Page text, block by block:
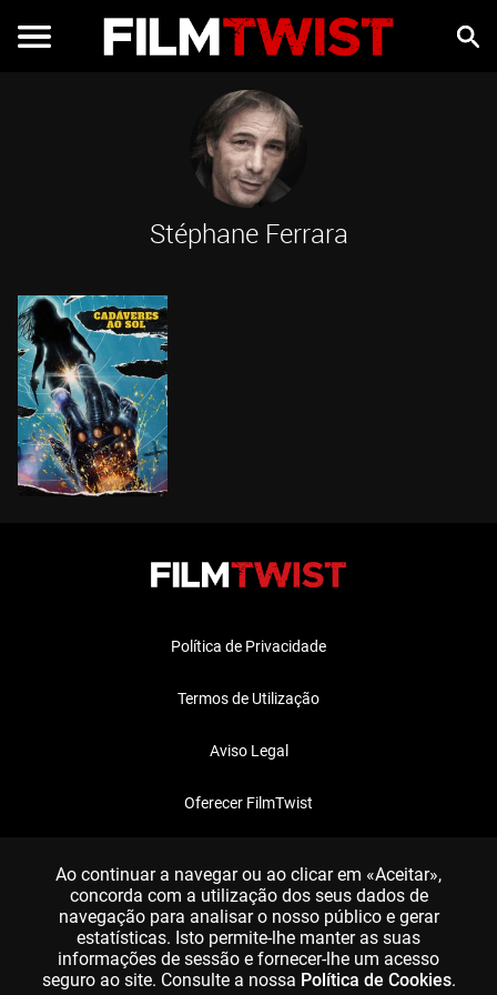
Stéphane Ferrara
Política de Privacidade
Termos de Utilização
Aviso Legal
Oferecer FilmTwist
Ao continuar a navegar ou ao clicar em «Aceitar»,
concorda com a utilização dos seus dados de
navegação para analisar o nosso público e gerar
estatísticas. Isto permite-lhe manter as suas
informações de sessão e fornecer-lhe um acesso
seguro ao site. Consulte a nossa Política de Cookies.